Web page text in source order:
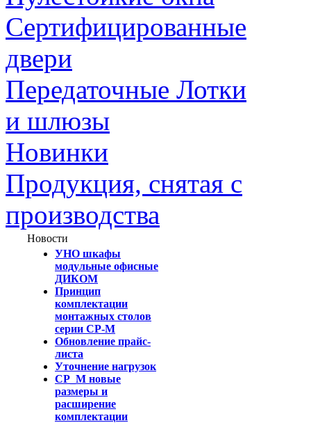
Сертифицированные
двери
Передаточные Лотки
и шлюзы
Новинки
Продукция, снятая с
производства
Новости
УНО шкафы
модульные офисные
ДИКОМ
Принцип
комплектации
монтажных столов
серии СР-М
Обновление прайс-
листа
Уточнение нагрузок
СР_М новые
размеры и
расширение
комплектации